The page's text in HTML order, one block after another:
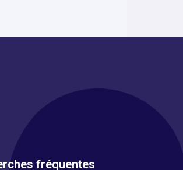
fréquentes